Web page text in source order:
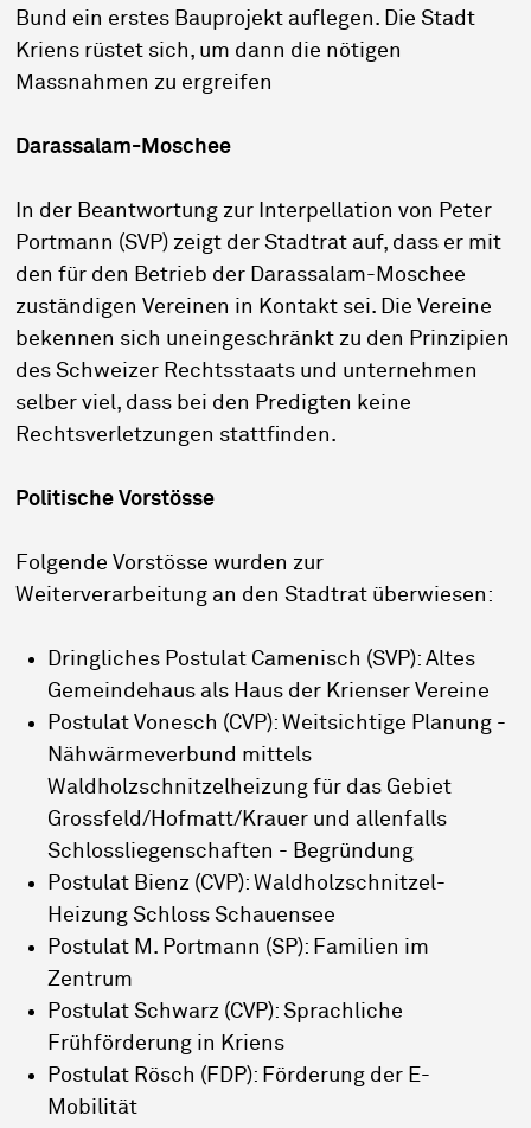
Bund ein erstes Bauprojekt auflegen. Die Stadt
Kriens rüstet sich, um dann die nötigen
Massnahmen zu ergreifen
Darassalam-Moschee
In der Beantwortung zur Interpellation von Peter
Portmann (SVP) zeigt der Stadtrat auf, dass er mit
den für den Betrieb der Darassalam-Moschee
zuständigen Vereinen in Kontakt sei. Die Vereine
bekennen sich uneingeschränkt zu den Prinzipien
des Schweizer Rechtsstaats und unternehmen
selber viel, dass bei den Predigten keine
Rechtsverletzungen stattfinden.
Politische Vorstösse
Folgende Vorstösse wurden zur
Weiterverarbeitung an den Stadtrat überwiesen:
Dringliches Postulat Camenisch (SVP): Altes
Gemeindehaus als Haus der Krienser Vereine
Postulat Vonesch (CVP): Weitsichtige Planung -
Nähwärmeverbund mittels
Waldholzschnitzelheizung für das Gebiet
Grossfeld/Hofmatt/Krauer und allenfalls
Schlossliegenschaften - Begründung
Postulat Bienz (CVP): Waldholzschnitzel-
Heizung Schloss Schauensee
Postulat M. Portmann (SP): Familien im
Zentrum
Postulat Schwarz (CVP): Sprachliche
Frühförderung in Kriens
Postulat Rösch (FDP): Förderung der E-
Mobilität